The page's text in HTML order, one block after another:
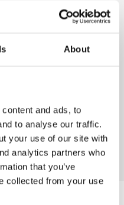
About
and ads, to
to analyse our traffic.
your use of our site with
analytics partners who
that you’ve
collected from your use